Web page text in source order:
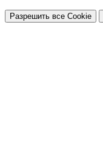
Разрешить все Cookie